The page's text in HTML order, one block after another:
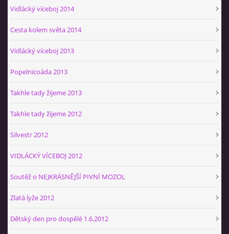
Vidlácký víceboj 2014
Cesta kolem světa 2014
Vidlácký víceboj 2013
Popelnicoáda 2013
Takhle tady žijeme 2013
Takhle tady žijeme 2012
Silvestr 2012
VIDLÁCKÝ VÍCEBOJ 2012
Soutěž o NEJKRÁSNĚJŠÍ PIVNÍ MOZOL
Zlatá lyže 2012
Dětský den pro dospělé 1.6.2012